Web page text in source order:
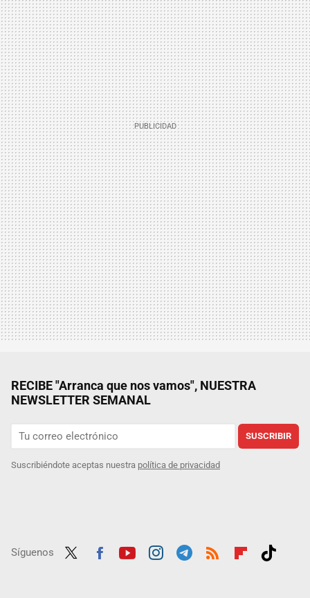
RECIBE "Arranca que nos vamos", NUESTRA
NEWSLETTER SEMANAL
SUSCRIBIR
Suscribiéndote aceptas nuestra política de privacidad
Síguenos